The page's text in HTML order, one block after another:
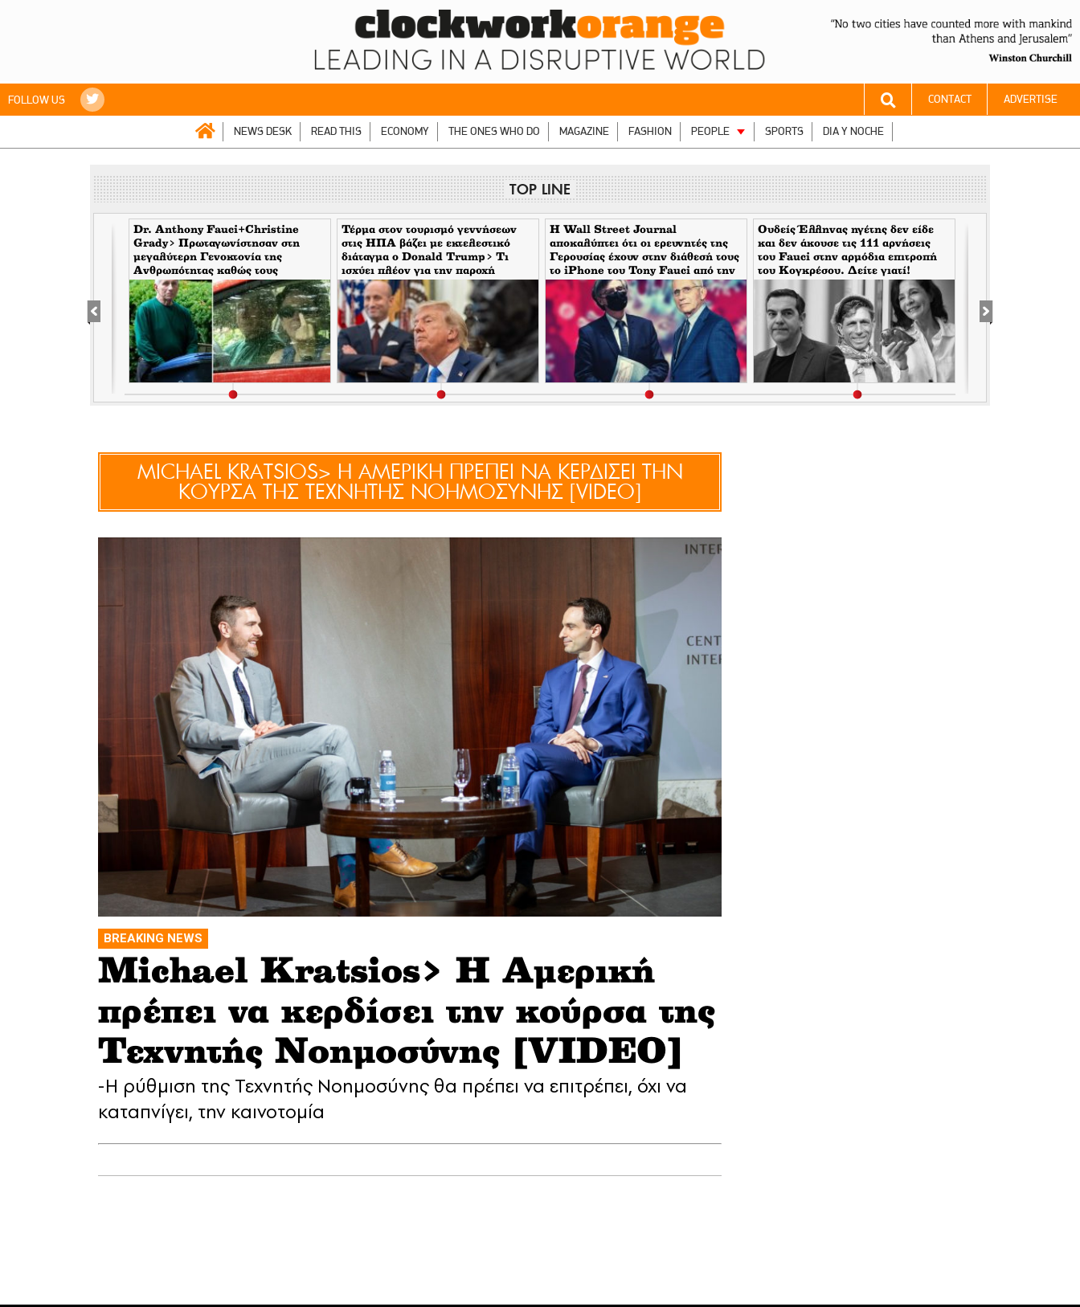
FOLLOW US CONTACT ADVERTISE
NEWS DESK READ THIS ECONOMY THE ONES WHO DO MAGAZINE FASHION PEOPLE SPORTS DIA Y NOCHE
TOP LINE
Dr. Anthony Fauci+Christine
Grady> Πρωταγωνίστησαν στη
μεγαλύτερη Γενοκτονία της
Ανθρωπότητας καθώς τους
κάλυπταν οι μηντιακές ερπύστριες
του deep state. Τώρα η σύζυγος
υψώνει το δάχτυλο στους
φωτορεπόρτερ
Τέρμα στον τουρισμό γεννήσεων
στις ΗΠΑ βάζει με εκτελεστικό
διάταγμα ο Donald Trump> Τι
ισχύει πλέον για την παροχή
υπηκοότητας
H Wall Street Journal
αποκαλύπτει ότι οι ερευνητές της
Γερουσίας έχουν στην διάθεσή τους
το iPhone του Tony Fauci από την
περίοδο της πανδημίας. Τι
σημαίνει αυτό για τον εμπλεκόμενο
Σωτήρη Τσιόδρα
Ουδείς Έλληνας ηγέτης δεν είδε
και δεν άκουσε τις 111 αρνήσεις
του Fauci στην αρμόδια επιτροπή
του Κογκρέσου. Δείτε γιατί!
MICHAEL KRATSIOS> Η ΑΜΕΡΙΚΗ ΠΡΕΠΕΙ ΝΑ ΚΕΡΔΙΣΕΙ ΤΗΝ
ΚΟΥΡΣΑ ΤΗΣ ΤΕΧΝΗΤΗΣ ΝΟΗΜΟΣΥΝΗΣ [VIDEO]
BREAKING NEWS
Michael Kratsios> Η Αμερική
πρέπει να κερδίσει την κούρσα της
Τεχνητής Νοημοσύνης [VIDEO]
-Η ρύθμιση της Τεχνητής Νοημοσύνης θα πρέπει να επιτρέπει, όχι να
καταπνίγει, την καινοτομία